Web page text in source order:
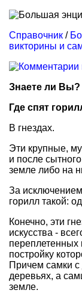
Справочник /
викторины и
Знаете ли Вы?
Где спят
В гнездах.
Эти крупные,
и после
земле либо на
За
горилл такой:
Конечно, эти
искусства -
переплетенных
постройку
Причем самки
деревьях, а
земле.